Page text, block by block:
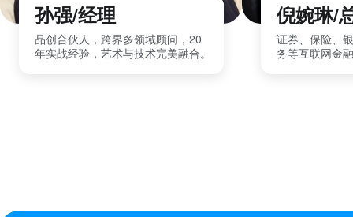
孙强/经理
品创合伙人，跨界多领域顾问，20
年实战经验，艺术与技术完美融合。
倪婉琳/
证券、保险、
务等互联网金